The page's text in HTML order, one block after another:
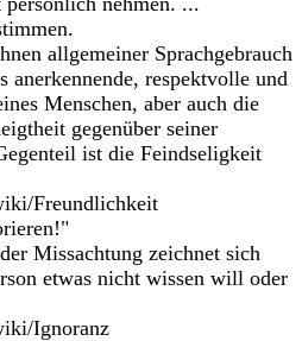
allgemeiner Sprachgebrauch
anerkennende, respektvolle und
Menschen, aber auch die
gegenüber seiner
ist die Feindseligkeit
Freundlichkeit
Missachtung zeichnet sich
etwas nicht wissen will oder
Ignoranz